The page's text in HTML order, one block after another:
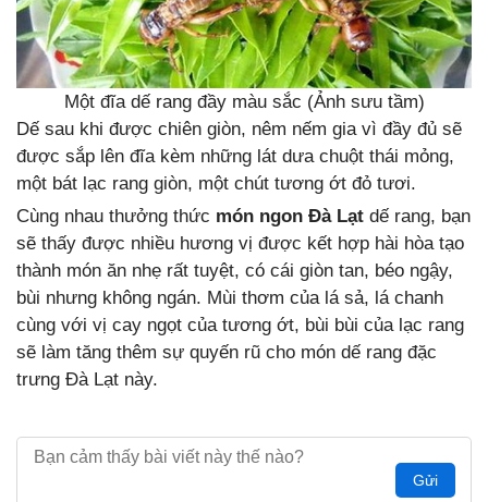
Một đĩa dế rang đầy màu sắc (Ảnh sưu tầm)
Dế sau khi được chiên giòn, nêm nếm gia vì đầy đủ sẽ
được sắp lên đĩa kèm những lát dưa chuột thái mỏng,
một bát lạc rang giòn, một chút tương ớt đỏ tươi.
Cùng nhau thưởng thức món ngon Đà Lạt dế rang, bạn
sẽ thấy được nhiều hương vị được kết hợp hài hòa tạo
thành món ăn nhẹ rất tuyệt, có cái giòn tan, béo ngậy,
bùi nhưng không ngán. Mùi thơm của lá sả, lá chanh
cùng với vị cay ngọt của tương ớt, bùi bùi của lạc rang
sẽ làm tăng thêm sự quyến rũ cho món dế rang đặc
trưng Đà Lạt này.
Gửi